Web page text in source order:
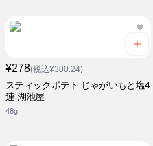
¥278(税込¥300.24)
スティックポテト じゃがいもと塩4
連 湖池屋
48g